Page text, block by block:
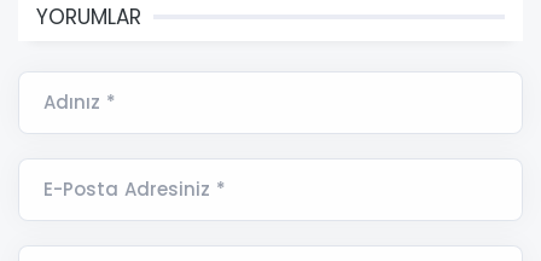
YORUMLAR
Adınız *
E-Posta Adresiniz *